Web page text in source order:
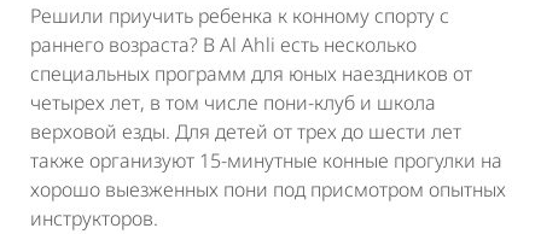
Решили приучить ребенка к конному спорту с
раннего возраста? В Al Ahli есть несколько
специальных программ для юных наездников от
четырех лет, в том числе пони-клуб и школа
верховой езды. Для детей от трех до шести лет
также организуют 15-минутные конные прогулки на
хорошо выезженных пони под присмотром опытных
инструкторов.